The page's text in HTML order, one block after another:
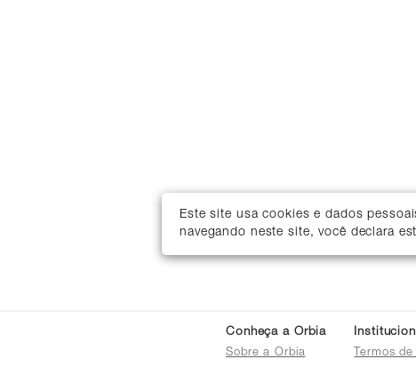
Este site usa cookies e dados
navegando neste site, você declara
Conheça a Orbia
Sobre a Orbia
Termos